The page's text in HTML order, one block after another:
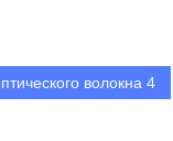
волокна 4